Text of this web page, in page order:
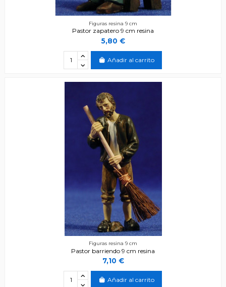
Figuras resina 9 cm
Pastor zapatero 9 cm resina
5,80 €
Añadir al carrito
Figuras resina 9 cm
Pastor barriendo 9 cm resina
7,10 €
Añadir al carrito